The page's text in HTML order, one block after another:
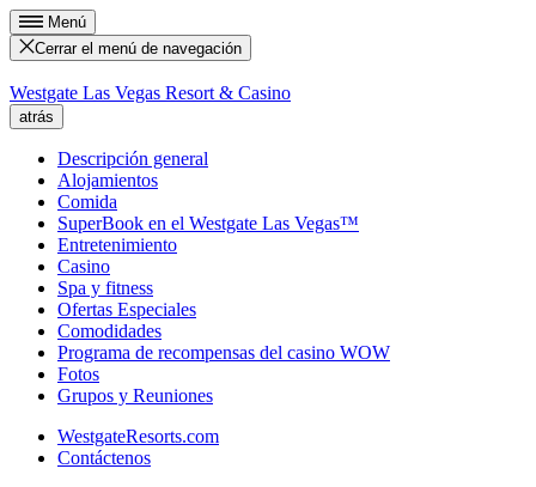
Menú
Cerrar el menú de navegación
Westgate Las Vegas Resort & Casino
atrás
Descripción general
Alojamientos
Comida
SuperBook en el Westgate Las Vegas™
Entretenimiento
Casino
Spa y fitness
Ofertas Especiales
Comodidades
Programa de recompensas del casino WOW
Fotos
Grupos y Reuniones
WestgateResorts.com
Contáctenos